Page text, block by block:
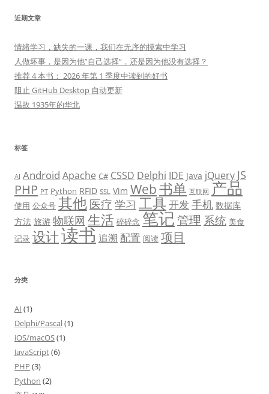
近期文章
情绪学习，缺失的一课，我们在无序的摸索中学习
人做坏事，是因为他”自己选择”，还是因为他没有选择？
推荐 4 本书： 2026 年第 1 季度中读到的好书
阻止 GitHub Desktop 自动更新
温故 1935年的华北
标签
AI Android Apache C# CSSD Delphi IDE Java jQuery JS
PHP PT Python RFID SSL Vim Web书单 互联网 产品
使用 公众号 其他医疗 学习 工具 开发手机 数据库
方法 旅游 物联网 生活 碎碎念 笔记管理 系统 美食
记录 设计读书追溯 配置 阅读 项目
分类
AI (1)
Delphi/Pascal(1)
iOS/macOS(1)
JavaScript(6)
PHP (3)
Python (2)